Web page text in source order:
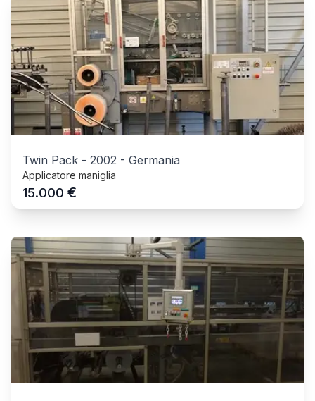
Twin Pack - 2002 - Germania
Applicatore maniglia
15.000 €